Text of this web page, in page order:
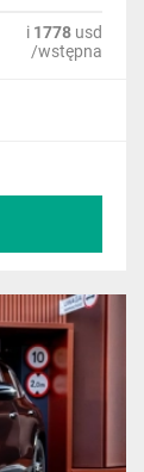
i 1778 usd
/wstępna